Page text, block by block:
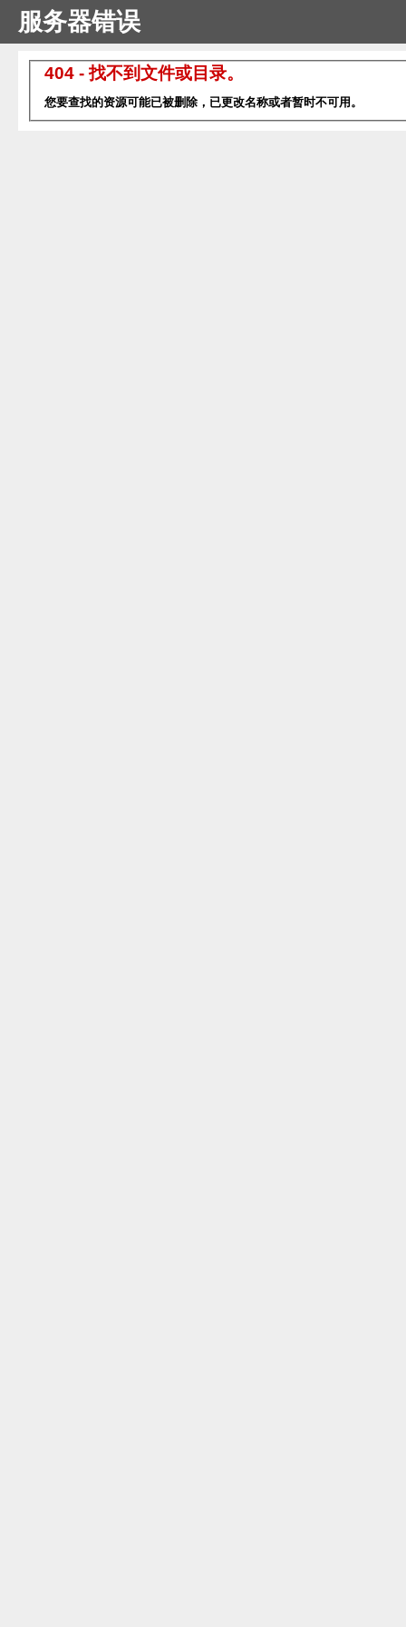
服务器错误
404 - 找不到文件或目录。
您要查找的资源可能已被删除，已更改名称或者暂时不可用。